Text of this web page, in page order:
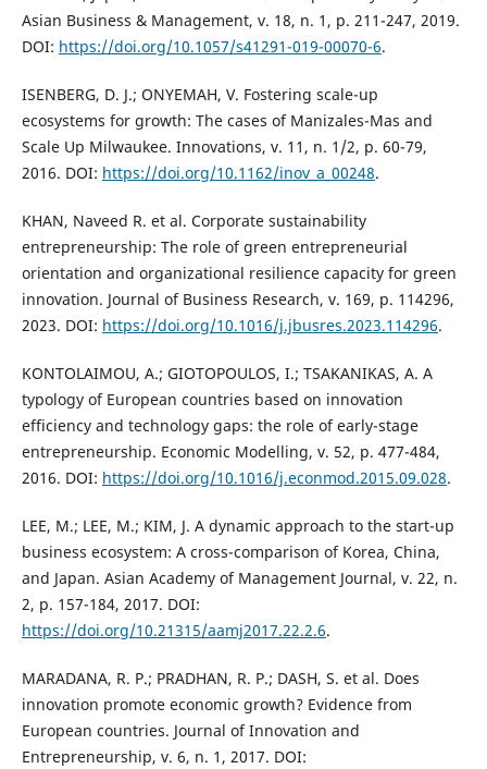
Asian Business & Management, v. 18, n. 1, p. 211-247, 2019.
DOI: https://doi.org/10.1057/s41291-019-00070-6.
ISENBERG, D. J.; ONYEMAH, V. Fostering scale-up
ecosystems for growth: The cases of Manizales-Mas and
Scale Up Milwaukee. Innovations, v. 11, n. 1/2, p. 60-79,
2016. DOI: https://doi.org/10.1162/inov_a_00248.
KHAN, Naveed R. et al. Corporate sustainability
entrepreneurship: The role of green entrepreneurial
orientation and organizational resilience capacity for green
innovation. Journal of Business Research, v. 169, p. 114296,
2023. DOI: https://doi.org/10.1016/j.jbusres.2023.114296.
KONTOLAIMOU, A.; GIOTOPOULOS, I.; TSAKANIKAS, A. A
typology of European countries based on innovation
efficiency and technology gaps: the role of early-stage
entrepreneurship. Economic Modelling, v. 52, p. 477-484,
2016. DOI: https://doi.org/10.1016/j.econmod.2015.09.028.
LEE, M.; LEE, M.; KIM, J. A dynamic approach to the start-up
business ecosystem: A cross-comparison of Korea, China,
and Japan. Asian Academy of Management Journal, v. 22, n.
2, p. 157-184, 2017. DOI:
https://doi.org/10.21315/aamj2017.22.2.6.
MARADANA, R. P.; PRADHAN, R. P.; DASH, S. et al. Does
innovation promote economic growth? Evidence from
European countries. Journal of Innovation and
Entrepreneurship, v. 6, n. 1, 2017. DOI: